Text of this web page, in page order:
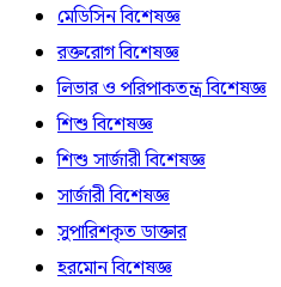
মেডিসিন বিশেষজ্ঞ
রক্তরোগ বিশেষজ্ঞ
লিভার ও পরিপাকতন্ত্র বিশেষজ্ঞ
শিশু বিশেষজ্ঞ
শিশু সার্জারী বিশেষজ্ঞ
সার্জারী বিশেষজ্ঞ
সুপারিশকৃত ডাক্তার
হরমোন বিশেষজ্ঞ